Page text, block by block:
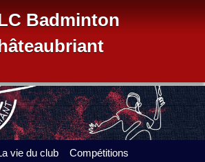
Badminton
vie du club Compétitions